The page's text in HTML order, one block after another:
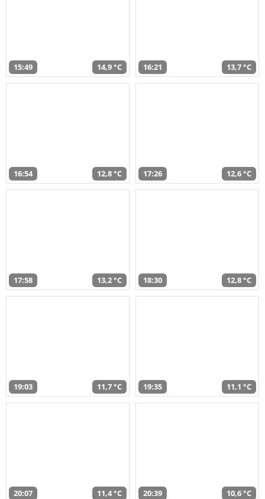
15:49 14,9 °C 16:21 13,7 °C
16:54 12,8 °C 17:26 12,6 °C
17:58 13,2 °C 18:30 12,8 °C
19:03 11,7 °C 19:35 11,1 °C
20:07 11,4 °C 20:39 10,6 °C